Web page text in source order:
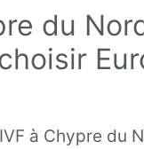
du
à Chypre du